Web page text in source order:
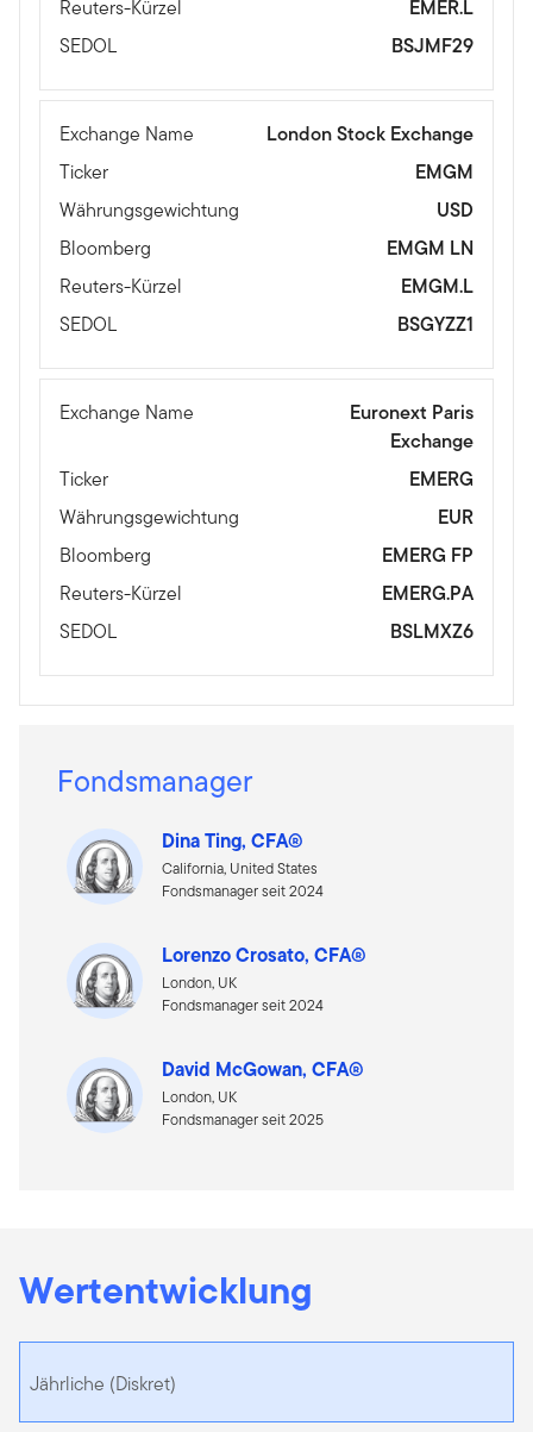
Reuters-Kürzel
EMER.L
SEDOL
BSJMF29
Exchange Name
London Stock Exchange
Ticker
EMGM
Währungsgewichtung
USD
Bloomberg
EMGM LN
Reuters-Kürzel
EMGM.L
SEDOL
BSGYZZ1
Exchange Name
Euronext Paris
Exchange
Ticker
EMERG
Währungsgewichtung
EUR
Bloomberg
EMERG FP
Reuters-Kürzel
EMERG.PA
SEDOL
BSLMXZ6
Fondsmanager
Dina Ting, CFA®
California, United States
Fondsmanager seit 2024
Lorenzo Crosato, CFA®
London, UK
Fondsmanager seit 2024
David McGowan, CFA®
London, UK
Fondsmanager seit 2025
Wertentwicklung
Jährliche (Diskret)